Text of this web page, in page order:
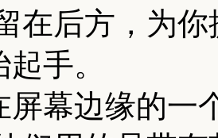
在后方，为
手。
屏幕边缘的一